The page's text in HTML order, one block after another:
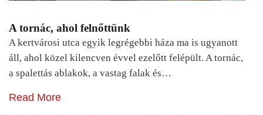
A tornác, ahol felnőttünk
A kertvárosi utca egyik legrégebbi háza ma is ugyanott
áll, ahol közel kilencven évvel ezelőtt felépült. A tornác,
a spalettás ablakok, a vastag falak és…
Read More